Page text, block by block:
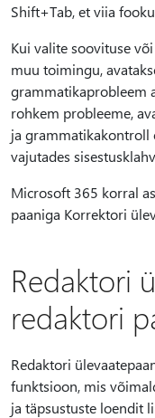
Shift+Tab, et viia
Kui valite soovituse
muu toimingu,
grammatikaprobleem
rohkem probleeme,
ja grammatikakontroll
vajutades
Microsoft 365 korral
paaniga Korrektori
Redaktori
redaktori
Redaktori
funktsioon, mis
ja täpsustuste loendit